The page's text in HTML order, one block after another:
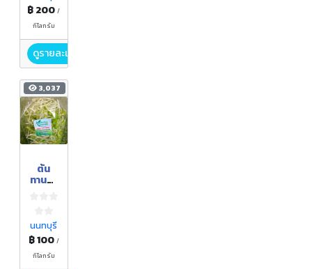
฿ 200/
กิโลกรัม
ดูรายละเอียด
3,037
ต้น
ทานตะ
นนทบุรี
฿ 100 /
กิโลกรัม